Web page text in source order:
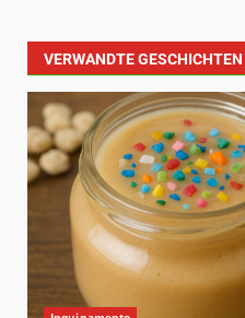
VERWANDTE GESCHICHTEN